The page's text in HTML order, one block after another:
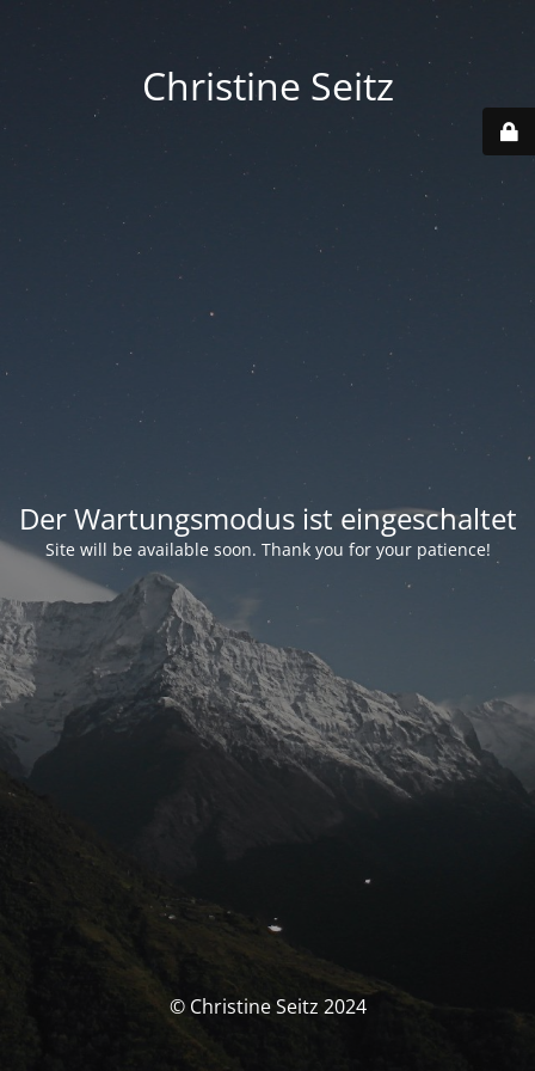
Christine Seitz
Der Wartungsmodus ist eingeschaltet
Site will be available soon. Thank you for your patience!
© Christine Seitz 2024